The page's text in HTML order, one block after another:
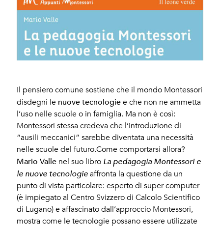
Il pensiero comune sostiene che il mondo Montessori
disdegni le nuove tecnologie e che non ne ammetta
l’uso nelle scuole o in famiglia. Ma non è così:
Montessori stessa credeva che l’introduzione di
“ausili meccanici” sarebbe diventata una necessità
nelle scuole del futuro.Come comportarsi allora?
Mario Valle nel suo libro La pedagogia Montessori e
le nuove tecnologie affronta la questione da un
punto di vista particolare: esperto di super computer
(è impiegato al Centro Svizzero di Calcolo Scientifico
di Lugano) e affascinato dall’approccio Montessori,
mostra come le tecnologie possano essere utilizzate